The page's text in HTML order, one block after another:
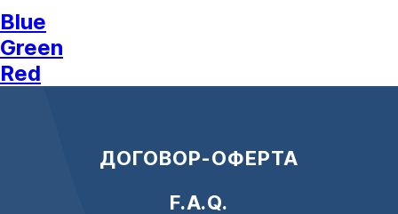
Blue
Green
Red
ДОГОВОР-ОФЕРТА
F.A.Q.